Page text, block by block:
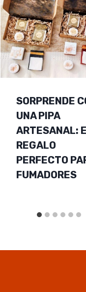
SORPRENDE
UNA PIPA
ARTESANAL:
REGALO
PERFECTO
FUMADORES